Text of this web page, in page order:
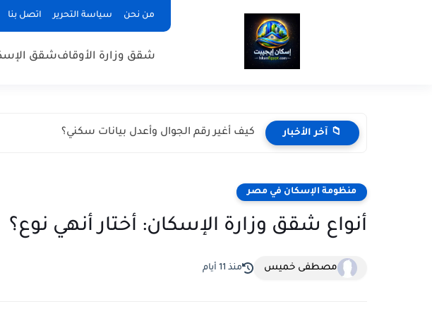
من نحن سياسة التحرير اتصل بنا
شقق وزارة الأوقافشقق
📁 آخر الأخبار كيف أغير رقم الجوال وأعدل بيانات سكني؟
منظومة الإسكان في مصر
أنواع شقق وزارة الإسكان: أختار أنهي نوع؟
مصطفى خميس منذ 11 أيام